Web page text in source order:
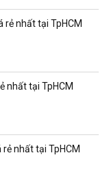
rẻ nhất tại TpHCM
nhất tại TpHCM
nhất tại TpHCM